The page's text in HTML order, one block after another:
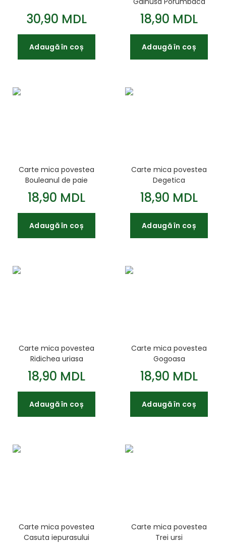
30,90 MDL
Adaugă în coș
18,90 MDL
Adaugă în coș
Carte mica povestea
Bouleanul de paie
18,90 MDL
Adaugă în coș
Carte mica povestea
Degetica
18,90 MDL
Adaugă în coș
Carte mica povestea
Ridichea uriasa
18,90 MDL
Adaugă în coș
Carte mica povestea
Gogoasa
18,90 MDL
Adaugă în coș
Carte mica povestea
Casuta iepurasului
Carte mica povestea
Trei ursi